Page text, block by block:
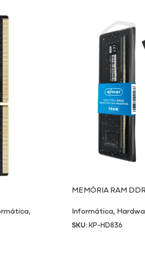
,
MEMÓRIA RAM
Informática,
SKU:KP-HD836